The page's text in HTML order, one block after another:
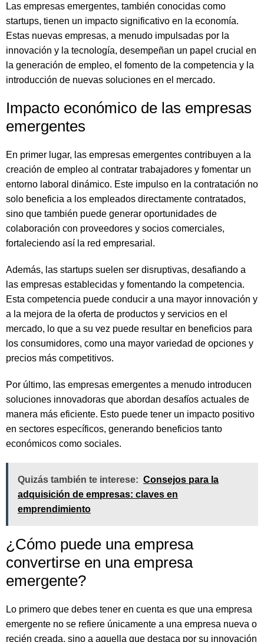
Las empresas emergentes, también conocidas como
startups, tienen un impacto significativo en la economía.
Estas nuevas empresas, a menudo impulsadas por la
innovación y la tecnología, desempeñan un papel crucial en
la generación de empleo, el fomento de la competencia y la
introducción de nuevas soluciones en el mercado.
Impacto económico de las empresas
emergentes
En primer lugar, las empresas emergentes contribuyen a la
creación de empleo al contratar trabajadores y fomentar un
entorno laboral dinámico. Este impulso en la contratación no
solo beneficia a los empleados directamente contratados,
sino que también puede generar oportunidades de
colaboración con proveedores y socios comerciales,
fortaleciendo así la red empresarial.
Además, las startups suelen ser disruptivas, desafiando a
las empresas establecidas y fomentando la competencia.
Esta competencia puede conducir a una mayor innovación y
a la mejora de la oferta de productos y servicios en el
mercado, lo que a su vez puede resultar en beneficios para
los consumidores, como una mayor variedad de opciones y
precios más competitivos.
Por último, las empresas emergentes a menudo introducen
soluciones innovadoras que abordan desafíos actuales de
manera más eficiente. Esto puede tener un impacto positivo
en sectores específicos, generando beneficios tanto
económicos como sociales.
Quizás también te interese: Consejos para la
adquisición de empresas: claves en
emprendimiento
¿Cómo puede una empresa
convertirse en una empresa
emergente?
Lo primero que debes tener en cuenta es que una empresa
emergente no se refiere únicamente a una empresa nueva o
recién creada, sino a aquella que destaca por su innovación